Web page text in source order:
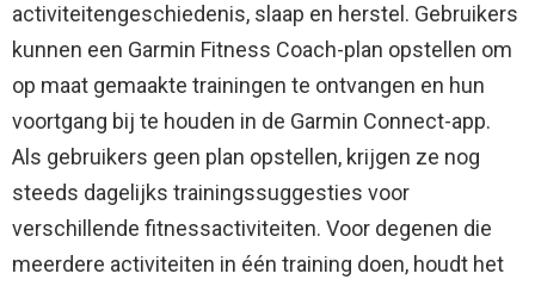
activiteitengeschiedenis, slaap en herstel. Gebruikers
kunnen een Garmin Fitness Coach-plan opstellen om
op maat gemaakte trainingen te ontvangen en hun
voortgang bij te houden in de Garmin Connect-app.
Als gebruikers geen plan opstellen, krijgen ze nog
steeds dagelijks trainingssuggesties voor
verschillende fitnessactiviteiten. Voor degenen die
meerdere activiteiten in één training doen, houdt het